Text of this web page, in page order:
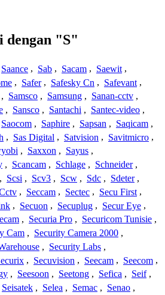
dengan "S"
Saance , Sab , Sacam , Saewit ,
, Safer , Safesky Cn , Safevant ,
, Samsco , Samsung , Sanan-cctv ,
, Sansco , Santachi , Santec-video ,
Saocom , Saphire , Sapsan , Saqicam ,
, Sas Digital , Satvision , Savitmicro ,
, Saxxon , Sayus ,
, Scancam , Schlage , Schneider ,
, Scsi , Scv3 , Scw , Sdc , Sdeter ,
, Seccam , Sectec , Secu First ,
, Secuon , Secuplug , Secur Eye ,
, Securia Pro , Securicom Tunisie ,
Cam , Security Camera 2000 ,
, Security Labs ,
, Secuvision , Seecam , Seecom ,
, Seesoon , Seetong , Sefica , Seif ,
Seisatek , Selea , Semac , Senao ,